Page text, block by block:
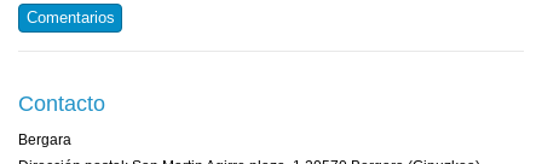
Comentarios
Contacto
Bergara